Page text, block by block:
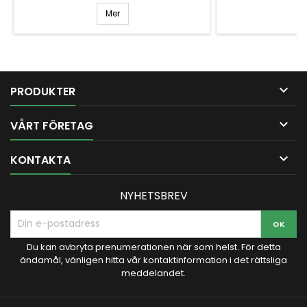
Mer
PRODUKTER 
VÅRT FÖRETAG 
KONTAKTA 
NYHETSBREV
Du kan avbryta prenumerationen när som helst. För detta
ändamål, vänligen hitta vår kontaktinformation i det rättsliga
meddelandet.